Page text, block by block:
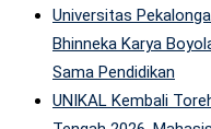
Universitas
Bhinneka Karya
Sama Pendidikan
UNIKAL Kembali